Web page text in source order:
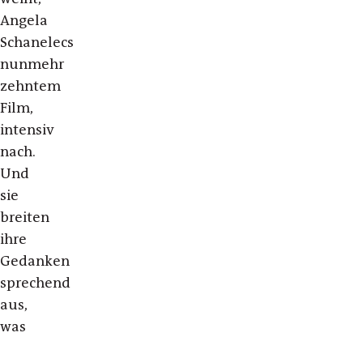
Angela
Schanelecs
nunmehr
zehntem
Film,
intensiv
nach.
Und
sie
breiten
ihre
Gedanken
sprechend
aus,
was